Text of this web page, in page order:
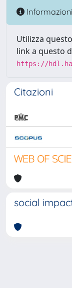
Informazioni
Utilizza
link a questo
https://
Citazioni
social